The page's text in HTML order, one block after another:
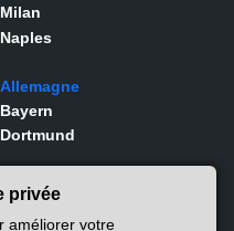
Milan
Naples
Allemagne
Bayern
Dortmund
Joueurs
privée
améliorer votre